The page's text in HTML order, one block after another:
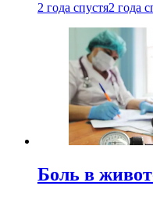
2 года спустя2 года
Боль в